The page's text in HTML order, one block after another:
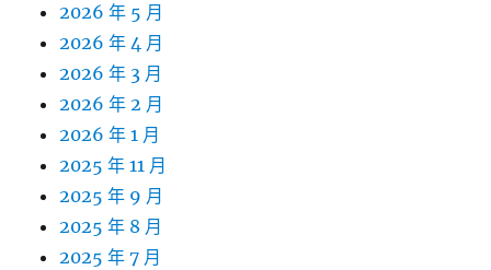
2026 年 5 月
2026 年 4 月
2026 年 3 月
2026 年 2 月
2026 年 1 月
2025 年 11 月
2025 年 9 月
2025 年 8 月
2025 年 7 月